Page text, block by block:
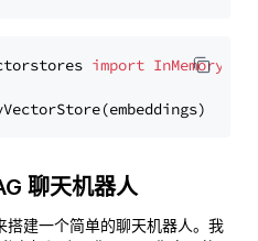
import
聊天机器人
建一个简单的聊天机器人。我